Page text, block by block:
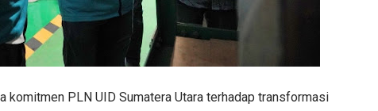
komitmen PLN UID Sumatera Utara terhadap transformasi